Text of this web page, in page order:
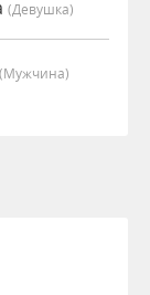
(девушка)
(мужчина)